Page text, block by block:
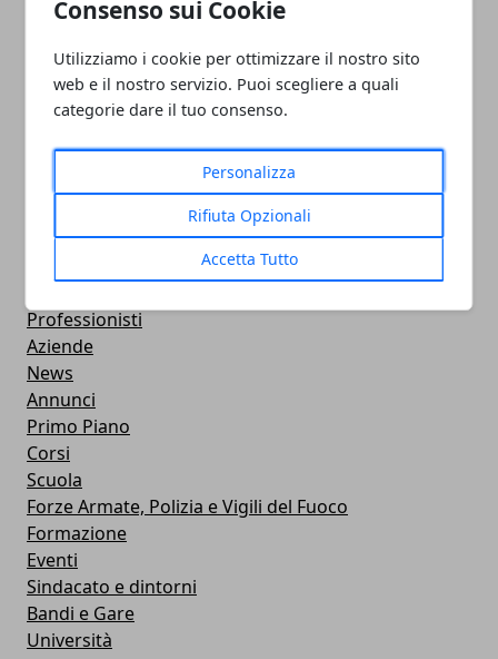
Consenso sui Cookie
Utilizziamo i cookie per ottimizzare il nostro sito
web e il nostro servizio. Puoi scegliere a quali
categorie dare il tuo consenso.
Personalizza
Rifiuta Opzionali
Accetta Tutto
PULITORE COORDINATORE
CATEGORIE
Professionisti
Aziende
News
Annunci
Primo Piano
Corsi
Scuola
Forze Armate, Polizia e Vigili del Fuoco
Formazione
Eventi
Sindacato e dintorni
Bandi e Gare
Università